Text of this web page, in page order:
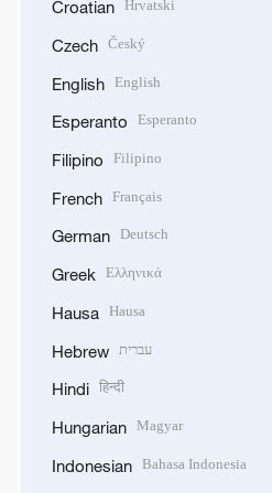
Croatian Hrvatski
Czech Český
English English
Esperanto Esperanto
Filipino Filipino
French Français
German Deutsch
Greek Ελληνικά
Hausa Hausa
Hebrew עברית
Hindi हिन्दी
Hungarian Magyar
Indonesian Bahasa Indonesia